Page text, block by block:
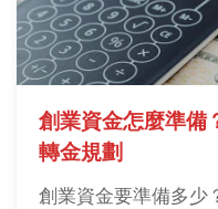
創業資金怎麼準備
轉金規劃
創業資金要準備多少